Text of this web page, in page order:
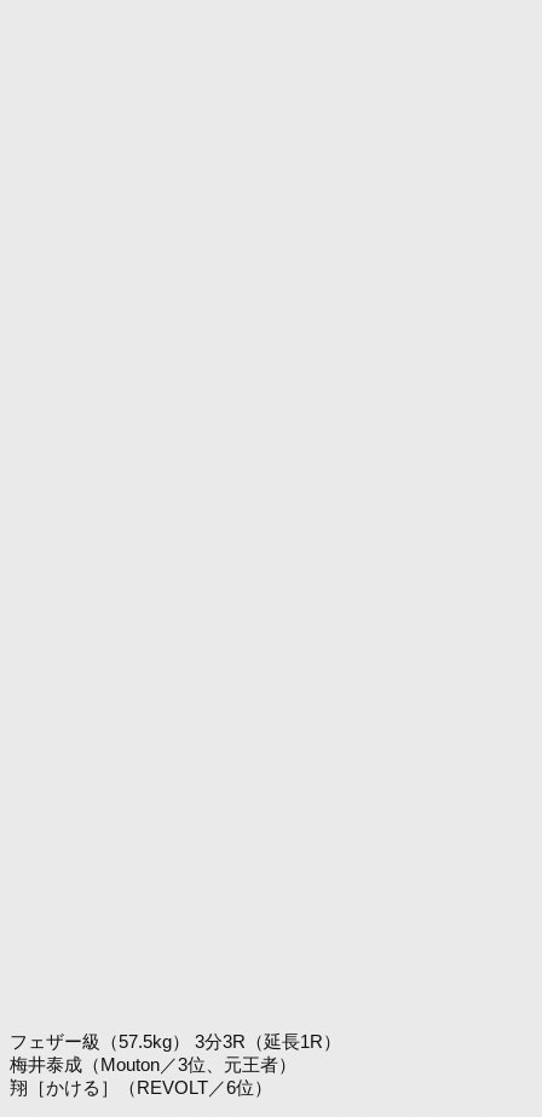
フェザー級（57.5kg） 3分3R（延長1R）
梅井泰成（Mouton／3位、元王者）
翔［かける］（REVOLT／6位）